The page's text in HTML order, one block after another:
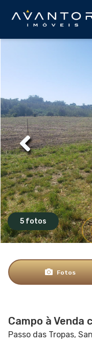
5 fotos
Fotos
Campo à Venda
Passo das Tropas,